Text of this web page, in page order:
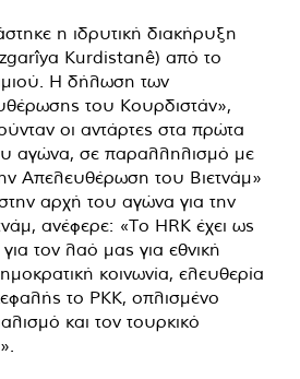
η ιδρυτική διακήρυξη
Kurdistanê) από το
Η δήλωση των
του Κουρδιστάν»,
οι αντάρτες στα πρώτα
αγώνα, σε παραλληλισμό με
Απελευθέρωση του Βιετνάμ»
αρχή του αγώνα για την
ανέφερε: «Το HRK έχει ως
τον λαό μας για εθνική
κοινωνία, ελευθερία
το PKK, οπλισμένο
και τον τουρκικό